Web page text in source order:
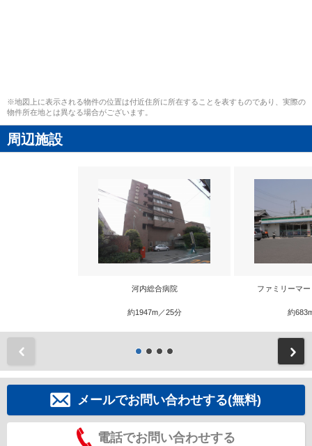
※地図上に表示される物件の位置は付近住所に所在することを表すものであり、実際の
物件所在地とは異なる場合がございます。
周辺施設
河内総合病院
約1947m／25分
ファミリーマ
約
メールでお問い合わせする(無料)
電話でお問い合わせする